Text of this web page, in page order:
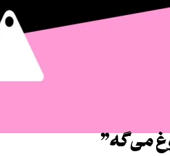
می‌گه”